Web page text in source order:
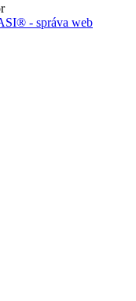
- správa web